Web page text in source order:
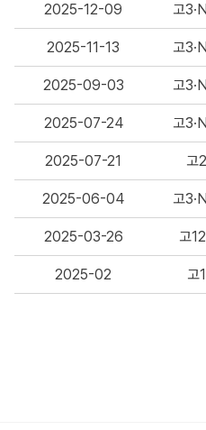
2025-12-09 고
2025-11-13 고
2025-09-03 고
2025-07-24 고
2025-07-21 고2
2025-06-04 고
2025-03-26 고
2025-02 고1